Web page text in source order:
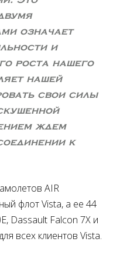
означает
и
роста нашего
нашей
свои силы
ждем
к
AIR
флот Vista, а ее 44
Dassault Falcon 7X и
всех клиентов Vista.